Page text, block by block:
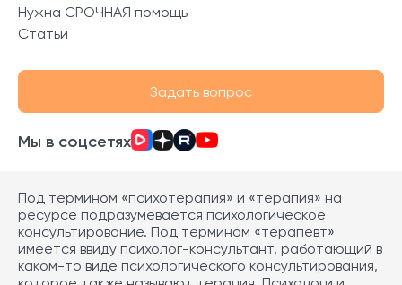
Нужна СРОЧНАЯ помощь
Статьи
Задать вопрос
Мы в соцсетях
Под термином «психотерапия» и «терапия» на
ресурсе подразумевается психологическое
консультирование. Под термином «терапевт»
имеется ввиду психолог-консультант, работающий в
каком-то виде психологического консультирования,